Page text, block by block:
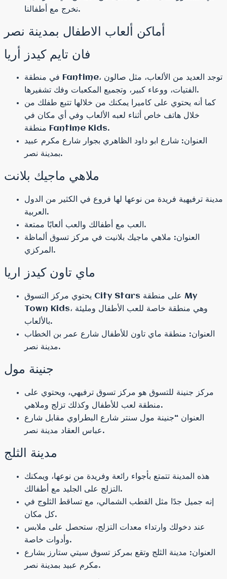
نخرج مع أطفالنا.
أماكن ألعاب الاطفال بمدينة نصر
فان تايم كيدز أريا
في منطقة Fantime، توجد العديد من الألعاب، مثل صالون
الفتيات، ووعاء كبير، وتجميع المكعبات وفك تشفيرها.
كما أنه يحتوي على كاميرا يمكنك من خلالها تتبع طفلك من
خلال هاتف خاص أثناء لعبه الألعاب وفي أي مكان في
منطقة Fantime Kids.
العنوان: شارع ابو داود الظاهري بجوار شارع مكرم عبيد
بمدينة نصر.
ملاهي ماجيك بلانت
مدينة ترفيهية فريدة من نوعها لها فروع في الكثير من الدول
العربية.
العب مع أطفالك والعب ألعابًا ممتعة.
العنوان: ملاهي ماجيك بلانيت في مركز تسوق ألماظة
المركزي.
ماي تاون كيدز اريا
يحتوي مركز التسوق City Stars على منطقة My
Town Kids، وهي منطقة خاصة للعب الأطفال ومليئة
بالألعاب.
العنوان: منطقة ماي تاون للأطفال شارع عمر بن الخطاب
مدينة نصر.
جنينة مول
مركز جنينة للتسوق هو مركز تسوق ترفيهي، ويحتوي على
منطقة لعب للأطفال وكذلك تزلج وملاهي.
العنوان “جنينة مول سنتر شارع البطراوي مقابل شارع
عباس العقاد مدينة نصر.
مدينة الثلج
هذه المدينة تتمتع بأجواء رائعة وفريدة من نوعها، ويمكنك
التزلج على الجليد مع أطفالك.
إنه جميل جدًا مثل القطب الشمالي، مع تساقط الثلوج في
كل مكان.
عند دخولك وارتداء معدات التزلج، ستحصل على ملابس
وأدوات خاصة.
العنوان: مدينة الثلج وتقع بمركز تسوق سيتي ستارز بشارع
مكرم عبيد بمدينة نصر.